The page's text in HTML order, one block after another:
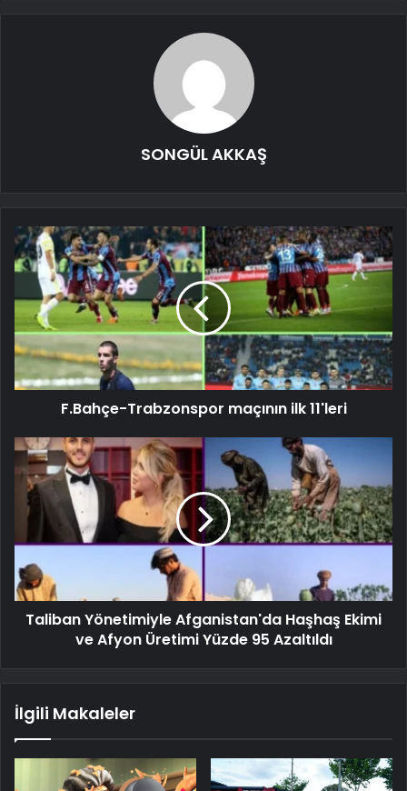
SONGÜL AKKAŞ
F.Bahçe-Trabzonspor maçının ilk 11'leri
Taliban Yönetimiyle Afganistan'da Haşhaş Ekimi
ve Afyon Üretimi Yüzde 95 Azaltıldı
İlgili Makaleler